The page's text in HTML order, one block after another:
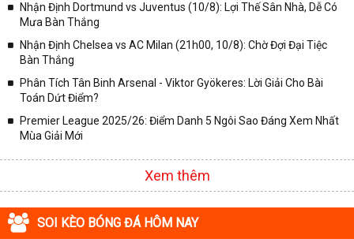
✓ VĐQG Pháp;
✓ Liên Đoàn Anh;
✓ U23 Châu Á;
✓ Euro 2020;
✓ VLWC KV Châu Á;
✓ Các giải đấu bóng đá khác.
Vì vậy, đồng hành cùng với chuyên trang
sẽ không bỏ lỡ bất kỳ trận đấu bóng đá nào, đặc biệt là những trận
Nhận Định Dortmund vs Juventus (10/8): Lợi Thế Sân Nhà, Dễ Có
Mưa Bàn Thắng
Nhận Định Chelsea vs AC Milan (21h00, 10/8): Chờ Đợi Đại Tiệc
Bàn Thắng
Phân Tích Tân Binh Arsenal - Viktor Gyökeres: Lời Giải Cho Bài
Toán Dứt Điểm?
Premier League 2025/26: Điểm Danh 5 Ngôi Sao Đáng Xem Nhất
Mùa Giải Mới
Xem thêm
SOI KÈO BÓNG ĐÁ HÔM NAY